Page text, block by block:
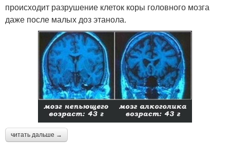
происходит разрушение клеток коры головного мозга
даже после малых доз этанола.
читать дальше →